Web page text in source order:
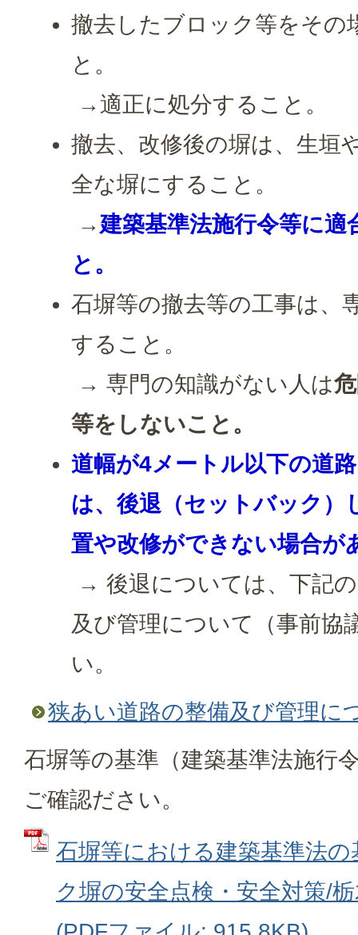
撤去したブロック等をその
と。
→適正に処分すること。
撤去、改修後の塀は、生垣
全な塀にすること。
→建築基準法施行令等に
と。
石塀等の撤去等の工事は、
すること。
→ 専門の知識がない人は
等をしないこと。
道幅が4メートル以下の道
は、後退（セットバック）
置や改修ができない場合が
→ 後退については、下記
及び管理について（事前協
い。
狭あい道路の整備及び管理に
石塀等の基準（建築基準法施行
ご確認ださい。
石塀等における建築基準法
ク塀の安全点検・安全対策/